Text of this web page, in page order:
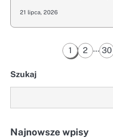
21 lipca, 2026
1 2 … 30
Szukaj
Najnowsze wpisy